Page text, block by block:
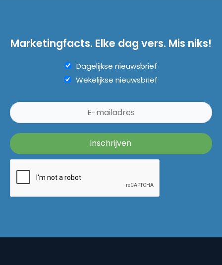
Marketingfacts. Elke dag vers. Mis niks!
Dagelijkse nieuwsbrief
Wekelijkse nieuwsbrief